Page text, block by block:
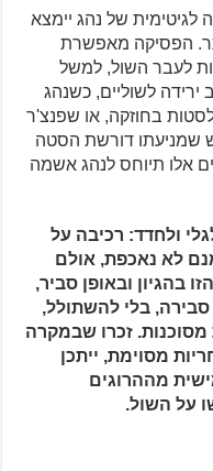
לגיטימית של נהג יימצא
הפסיקה מאפשרת
לעבר השול, למשל
לשוליים, כשנהג
בחוזקה, או שפנצ'ר
שמניעתו דורשת הסטה
אלו תיוחס לנהג אשמה
ולחדד: רכיבה על
לא נאכפת, אולם
בהגיון ובאופן סביר,
סבירה, בלי להשתולל,
מסוכנות. זכרו שבמקרה
מסוימת, ייתכן
מההרוגים